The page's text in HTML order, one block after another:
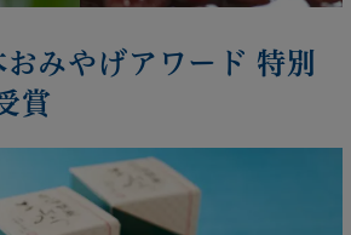
みやげアワード 特別
賞